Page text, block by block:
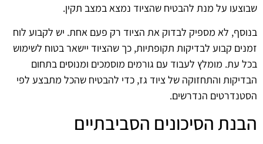
שבוצעו על מנת להבטיח שהציוד נמצא במצב תקין.
בנוסף, לא מספיק לבדוק את הציוד רק פעם אחת. יש לקבוע לוח
זמנים קבוע לבדיקות תקופתיות, כך שהציוד יישאר בטוח לשימוש
בכל עת. מומלץ לעבוד עם גורמים מוסמכים ומנוסים בתחום
הבדיקות והתחזוקה של ציוד גז, כדי להבטיח שהכל מתבצע לפי
הסטנדרטים הנדרשים.
הבנת הסיכונים הסביבתיים